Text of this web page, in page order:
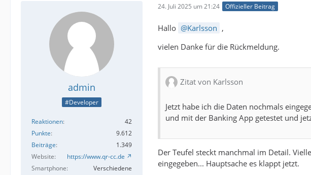
admin
#Developer
Reaktionen
42
Punkte
9.612
Beiträge
1.349
Website
https://www.qr-cc.de
Smartphone
Verschiedene
24. Juli 2025 um 21:24 Offizieller Beitrag
Hallo Karlsson ,
vielen Danke für die Rückmeldung.
Zitat von Karlsson
Jetzt habe ich die Daten nochmals
und mit der Banking App getestet und
Der Teufel steckt manchmal im Detail.
eingegeben... Hauptsache es klappt jetzt.